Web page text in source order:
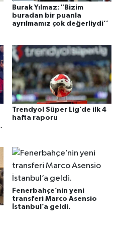
Burak Yılmaz: "Bizim
buradan bir puanla
ayrılmamız çok değerliydi’’
Trendyol Süper Lig’de ilk 4
hafta raporu
Fenerbahçe’nin yeni
transferi Marco Asensio
İstanbul’a geldi.